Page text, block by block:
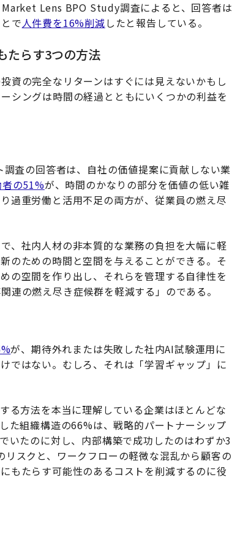
Lens BPO Study調査によると、回答者は
で人件費を16%削減したと報告している。
たらす3つの方法
資の完全なリターンはすぐには見えないかもし
シングは時間の経過とともにいくつかの利益を
査の回答者は、自社の価値提案に貢献しない業
者の51%が、時間のかなりの部分を価値の低い雑
過重労働と活用不足の両方が、従業員の燃え尽
、社内人材の非本質的な業務の負担を大幅に軽
のための時間と空間を与えることができる。そ
の空間を作り出し、それらを管理する自律性を
連の燃え尽き症候群を軽減する」のである。
が、期待外れまたは失敗した社内AI試験運用に
ではない。むしろ、それは「学習ギャップ」に
る方法を本当に理解している企業はほとんどな
た組織構造の66%は、戦略的パートナーシップ
いたのに対し、内部構築で成功したのはわずか3
スクと、ワークフローの軽微な混乱から顧客の
もたらす可能性のあるコストを削減するのに役